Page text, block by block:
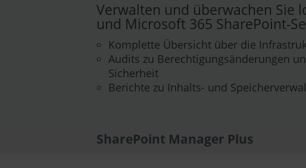
Verwalten und überwachen Sie
und Microsoft 365 SharePoint-
Komplette Übersicht über die
Audits zu Berechtigungsänderungen
Sicherheit
Berichte zu Inhalts- und
SharePoint Manager Plus